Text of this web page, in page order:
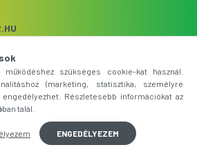
Árukereső.hu
működéshez szükséges cookie-kat használ.
(marketing, statisztika, személyre
Részletesebb információkat az
ban talál.
ENGEDÉLYEZEM